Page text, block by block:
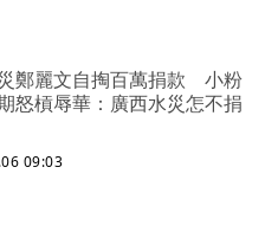
鄭麗文自掏百萬捐款 小粉
怒槓辱華：廣西水災怎不捐
09:03